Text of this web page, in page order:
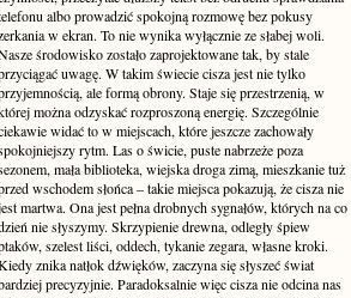
albo prowadzić spokojną rozmowę bez pokusy
w ekran. To nie wynika wyłącznie ze słabej woli.
środowisko zostało zaprojektowane tak, by stale
uwagę. W takim świecie cisza jest nie tylko
ale formą obrony. Staje się przestrzenią, w
można odzyskać rozproszoną energię. Szczególnie
widać to w miejscach, które jeszcze zachowały
rytm. Las o świcie, puste nabrzeże poza
mała biblioteka, wiejska droga zimą, mieszkanie tuż
wschodem słońca – takie miejsca pokazują, że cisza nie
martwa. Ona jest pełna drobnych sygnałów, których na co
nie słyszymy. Skrzypienie drewna, odległy śpiew
szelest liści, oddech, tykanie zegara, własne kroki.
znika natłok dźwięków, zaczyna się słyszeć świat
precyzyjnie. Paradoksalnie więc cisza nie odcina nas